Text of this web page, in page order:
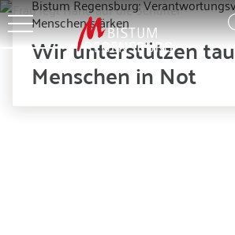
Bistum Regensburg:
Menschen stärken
Wir unterstützen
Menschen in Not